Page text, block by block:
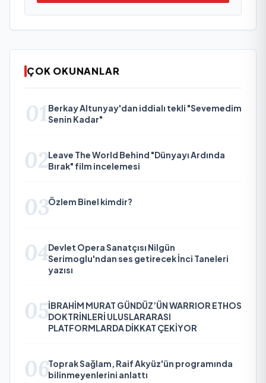
ÇOK OKUNANLAR
01 Berkay Altunyay'dan iddialı tekli "Sevemedim
Senin Kadar"
02Leave The World Behind "Dünyayı Ardında
Bırak" film incelemesi
03Özlem Binel kimdir?
04Devlet Opera Sanatçısı Nilgün
Serimoglu'ndan ses getirecek İnci Taneleri
yazısı
05İBRAHİM MURAT GÜNDÜZ’ÜN WARRIOR ETHOS
DOKTRİNLERİ ULUSLARARASI
PLATFORMLARDA DİKKAT ÇEKİYOR
06Toprak Sağlam, Raif Akyüz'ün programında
bilinmeyenlerini anlattı